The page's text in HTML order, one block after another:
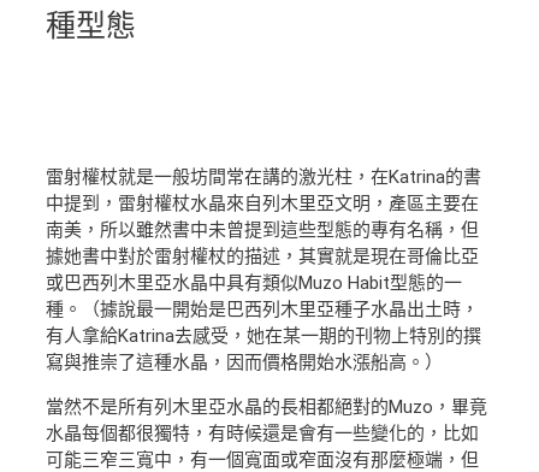
種型態
雷射權杖就是一般坊間常在講的激光柱，在Katrina的書
中提到，雷射權杖水晶來自列木里亞文明，產區主要在
南美，所以雖然書中未曾提到這些型態的專有名稱，但
據她書中對於雷射權杖的描述，其實就是現在哥倫比亞
或巴西列木里亞水晶中具有類似Muzo Habit型態的一
種。（據說最一開始是巴西列木里亞種子水晶出土時，
有人拿給Katrina去感受，她在某一期的刊物上特別的撰
寫與推崇了這種水晶，因而價格開始水漲船高。）
當然不是所有列木里亞水晶的長相都絕對的Muzo，畢竟
水晶每個都很獨特，有時候還是會有一些變化的，比如
可能三窄三寬中，有一個寬面或窄面沒有那麼極端，但